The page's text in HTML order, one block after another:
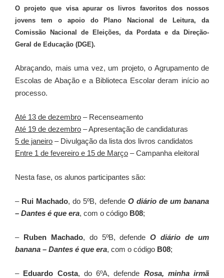
O projeto que visa apurar os livros favoritos dos nossos
jovens tem o apoio do Plano Nacional de Leitura, da
Comissão Nacional de Eleições, da Pordata e da Direção-
Geral de Educação (DGE).
Abraçando, mais uma vez, um projeto, o Agrupamento de
Escolas de Abação e a Biblioteca Escolar deram início ao
processo.
Até 13 de dezembro – Recenseamento
Até 19 de dezembro – Apresentação de candidaturas
5 de janeiro – Divulgação da lista dos livros candidatos
Entre 1 de fevereiro e 15 de Março – Campanha eleitoral
Nesta fase, os alunos participantes são:
– Rui Machado, do 5ºB, defende O diário de um banana
– Dantes é que era, com o código B08;
– Ruben Machado, do 5ºB,defendeO diário de um
banana – Dantes é que era, com o código B08;
– Eduardo Costa, do 6ºA, defende Rosa, minha irmã